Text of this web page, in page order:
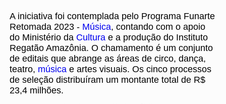
A iniciativa foi contemplada pelo Programa Funarte
Retomada 2023 - Música, contando com o apoio
do Ministério da Cultura e a produção do Instituto
Regatão Amazônia. O chamamento é um conjunto
de editais que abrange as áreas de circo, dança,
teatro, música e artes visuais. Os cinco processos
de seleção distribuíram um montante total de R$
23,4 milhões.